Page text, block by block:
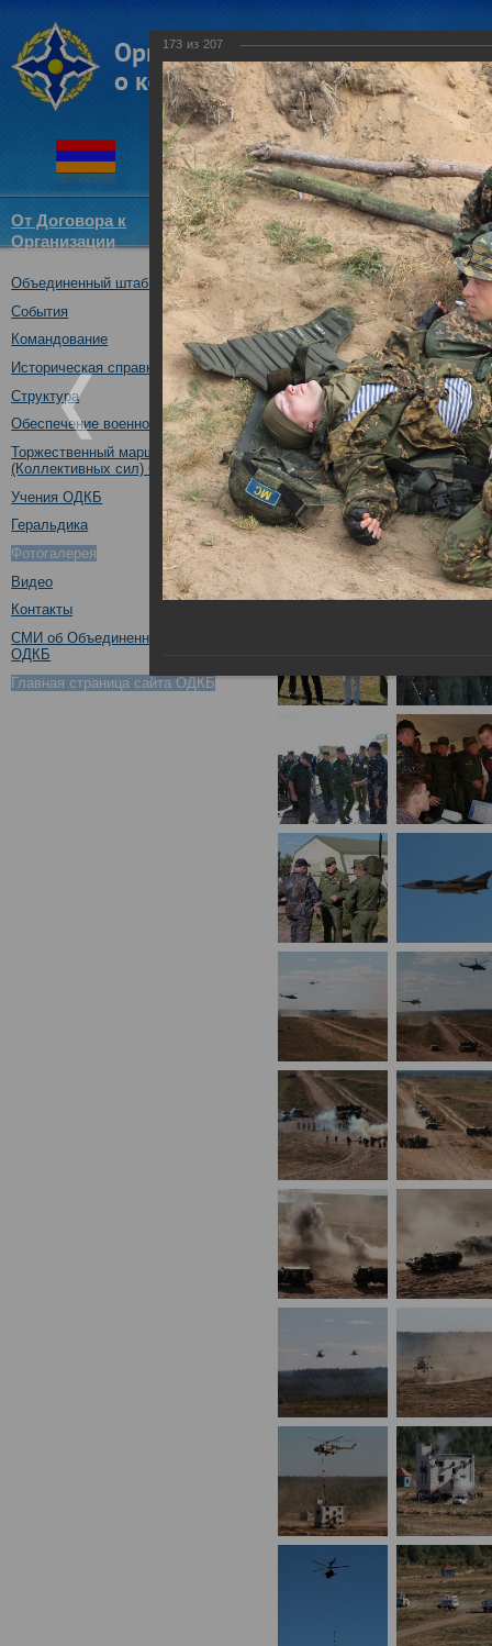
От Договора к
Организации
Структура
ОДКБ
Новости
Объединенный штаб ОДКБ
События
Командование
Историческая справка
Структура
Обеспечение военной безопасности
Торжественный марш Войск
(Коллективных сил) ОДКБ
Учения ОДКБ
Геральдика
Фотогалерея
Видео
Контакты
СМИ об Объединенном штабе
ОДКБ
Главная страница сайта ОДКБ
Совместное учение с
"Нерушимое братство-2016"
23.08.2016
173 из 207